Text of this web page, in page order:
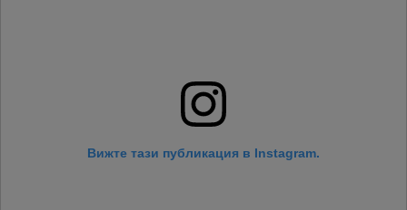
Вижте тази публикация в Instagram.